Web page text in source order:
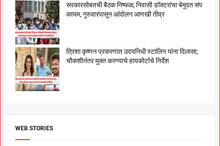
सरकारसोबतची बैठक निष्फळ; निवासी डॉक्टरांचा बेमुदत संप
कायम, गुरुवारपासून आंदोलन आणखी तीव्र
त्रिशा कृष्णन प्रकरणात उदयनिधी स्टालिन यांना दिलासा;
चौकशीनंतर मुक्त करण्याचे हायकोर्टाचे निर्देश
WEB STORIES